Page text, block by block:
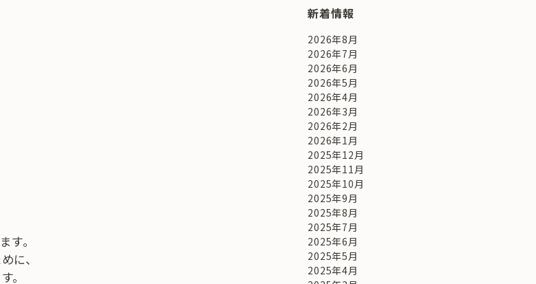
。
に、
。
新着情報
2026年8月
2026年7月
2026年6月
2026年5月
2026年4月
2026年3月
2026年2月
2026年1月
2025年12月
2025年11月
2025年10月
2025年9月
2025年8月
2025年7月
2025年6月
2025年5月
2025年4月